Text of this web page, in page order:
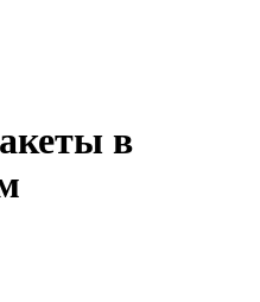
в